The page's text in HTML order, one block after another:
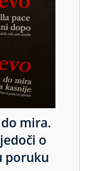
mira.
o
poruku